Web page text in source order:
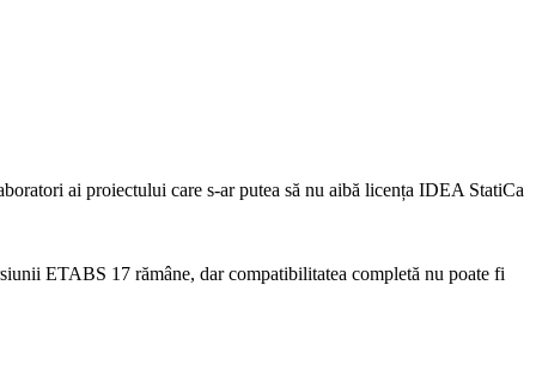
ai proiectului care s-ar putea să nu aibă licența IDEA StatiCa
ETABS 17 rămâne, dar compatibilitatea completă nu poate fi